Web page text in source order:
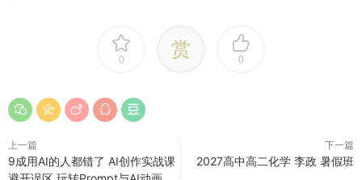
0 赏 0
上一篇
9成用AI的人都错了 AI创作实战课
下一篇
2027高中高二化学 李政 暑假班